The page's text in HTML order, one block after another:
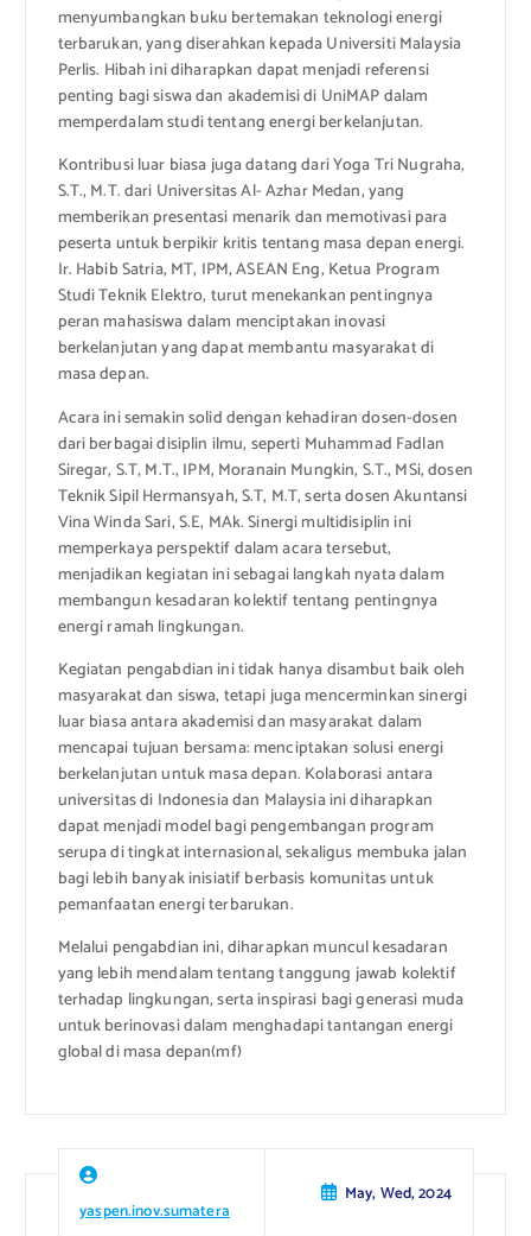
menyumbangkan buku bertemakan teknologi energi
terbarukan, yang diserahkan kepada Universiti Malaysia
Perlis. Hibah ini diharapkan dapat menjadi referensi
penting bagi siswa dan akademisi di UniMAP dalam
memperdalam studi tentang energi berkelanjutan.
Kontribusi luar biasa juga datang dari Yoga Tri Nugraha,
S.T., M.T. dari Universitas Al- Azhar Medan, yang
memberikan presentasi menarik dan memotivasi para
peserta untuk berpikir kritis tentang masa depan energi.
Ir. Habib Satria, MT, IPM, ASEAN Eng, Ketua Program
Studi Teknik Elektro, turut menekankan pentingnya
peran mahasiswa dalam menciptakan inovasi
berkelanjutan yang dapat membantu masyarakat di
masa depan.
Acara ini semakin solid dengan kehadiran dosen-dosen
dari berbagai disiplin ilmu, seperti Muhammad Fadlan
Siregar, S.T, M.T., IPM, Moranain Mungkin, S.T., MSi, dosen
Teknik Sipil Hermansyah, S.T, M.T, serta dosen Akuntansi
Vina Winda Sari, S.E, MAk. Sinergi multidisiplin ini
memperkaya perspektif dalam acara tersebut,
menjadikan kegiatan ini sebagai langkah nyata dalam
membangun kesadaran kolektif tentang pentingnya
energi ramah lingkungan.
Kegiatan pengabdian ini tidak hanya disambut baik oleh
masyarakat dan siswa, tetapi juga mencerminkan sinergi
luar biasa antara akademisi dan masyarakat dalam
mencapai tujuan bersama: menciptakan solusi energi
berkelanjutan untuk masa depan. Kolaborasi antara
universitas di Indonesia dan Malaysia ini diharapkan
dapat menjadi model bagi pengembangan program
serupa di tingkat internasional, sekaligus membuka jalan
bagi lebih banyak inisiatif berbasis komunitas untuk
pemanfaatan energi terbarukan.
Melalui pengabdian ini, diharapkan muncul kesadaran
yang lebih mendalam tentang tanggung jawab kolektif
terhadap lingkungan, serta inspirasi bagi generasi muda
untuk berinovasi dalam menghadapi tantangan energi
global di masa depan(mf)
yaspen.inov.sumatera
May, Wed, 2024